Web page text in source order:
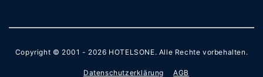
Copyright © 2001 - 2026 HOTELSONE. Alle Rechte vorbehalten.
Datenschutzerklärung AGB